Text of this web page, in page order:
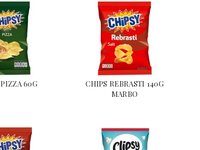
60G
CHIPS REBRASTI 140G
MARBO